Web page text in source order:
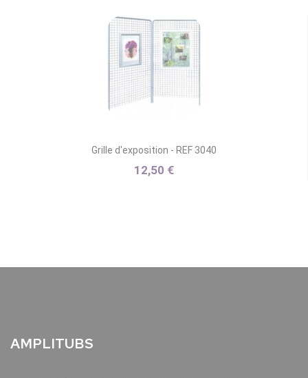
Grille d'exposition - REF 3040
12,50 €
AMPLITUBS